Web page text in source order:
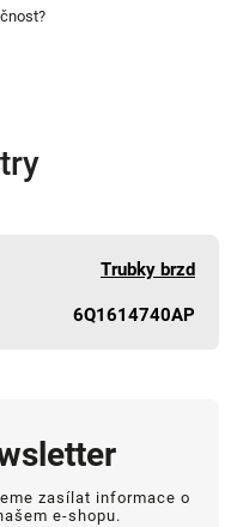
Trubky brzd
6Q1614740AP
zasílat informace o
e-shopu.